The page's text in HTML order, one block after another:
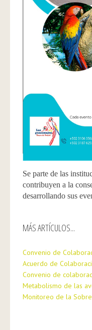
Se parte de las
contribuyen a la
desarrollando sus
MÁS ARTÍCULOS...
Convenio de
Acuerdo de
Convenio de
Metabolismo de las
Monitoreo de la